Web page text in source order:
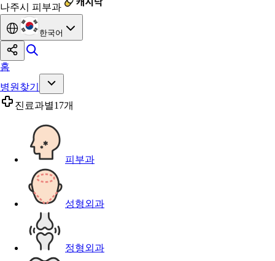
나주시 피부과
한국어
홈
병원찾기
진료과별17개
피부과
성형외과
정형외과